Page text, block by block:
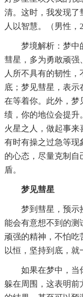
清。这时，我发现了
人以智慧。（男性，
梦境解析：梦中
彗星，多为勇敢顽强
人所不具有的韧性
底；梦见彗星，表
在等着你。此外，梦
绩，你的地位会提升
火星之人，做起事来
有时有操之过急等现
的心态，尽量克制自
盾。
梦见彗星
梦到彗星，预示
能会有意想不到的测
顽强的精神，不怕吃
以恒，坚持到底，就
如果在梦中，当
躲在周围，这表明前